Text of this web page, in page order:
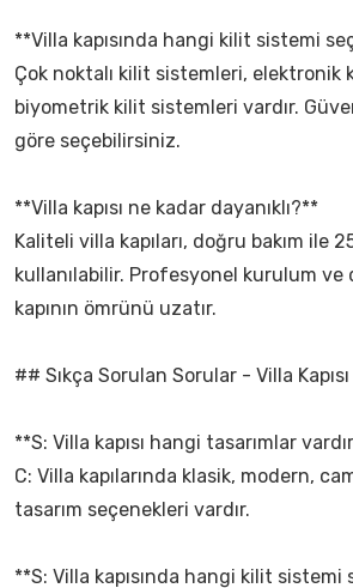
**Villa kapısında hangi kilit sistemi
Çok noktalı kilit sistemleri, elektronik
biyometrik kilit sistemleri vardır.
göre seçebilirsiniz.
**Villa kapısı ne kadar dayanıklı?**
Kaliteli villa kapıları, doğru bakım ile
kullanılabilir. Profesyonel kurulum ve
kapının ömrünü uzatır.
## Sıkça Sorulan Sorular - Villa Kapısı
**S: Villa kapısı hangi tasarımlar
C: Villa kapılarında klasik, modern,
tasarım seçenekleri vardır.
**S: Villa kapısında hangi kilit